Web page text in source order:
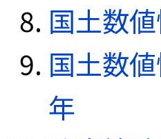
国土数
国土数
年